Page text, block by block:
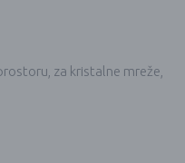
za kristalne mreže,